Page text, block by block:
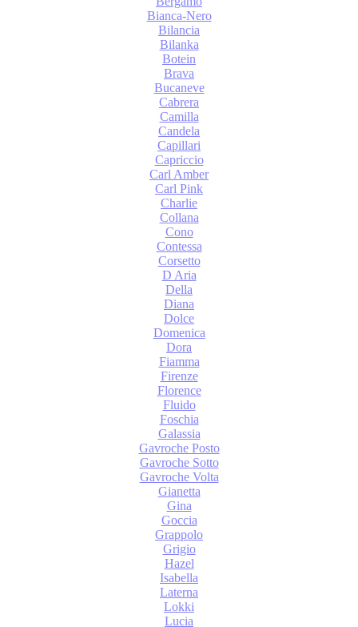
Bianca-Nero
Bilancia
Bilanka
Botein
Brava
Bucaneve
Cabrera
Camilla
Candela
Capillari
Capriccio
Carl Amber
Carl Pink
Charlie
Collana
Cono
Contessa
Corsetto
D Aria
Della
Diana
Dolce
Domenica
Dora
Fiamma
Firenze
Florence
Fluido
Foschia
Galassia
Gavroche Posto
Gavroche Sotto
Gavroche Volta
Gianetta
Gina
Goccia
Grappolo
Grigio
Hazel
Isabella
Laterna
Lokki
Lucia